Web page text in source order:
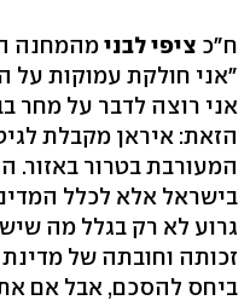
ח"כ ציפי לבני
"אני חולקת עמוקות על
אני רוצה לדבר על מחר
הזאת: איראן מקבלת
המעורבת בטרור באזור.
בישראל אלא לכלל
גרוע לא רק בגלל מה
זכותה וחובתה של
ביחס להסכם, אבל אם